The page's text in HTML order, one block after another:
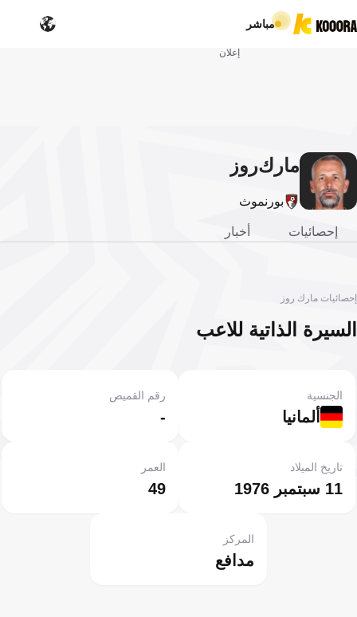
مباشر
إعلان
ماركروز
بورنموث
إحصائيات أخبار
إحصائيات مارك روز
السيرة الذاتية للاعب
ألمانيا
الجنسية
-
رقم القميص
11 سبتمبر 1976
تاريخ الميلاد
49
العمر
مدافع
المركز